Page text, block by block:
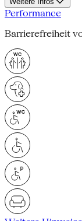
Performance
Barrierefreiheit